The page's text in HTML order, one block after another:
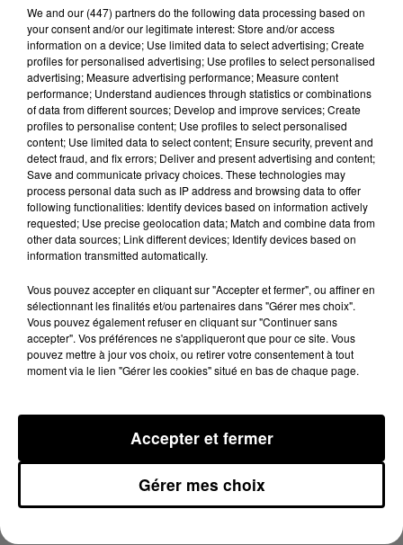
immersive et patrimoniale en lien étroit avec le
vignoble et les acteurs du CRU.
Ainsi, les concerts seront organisés au cœur des caves
particulières de Maury ainsi qu’au sein de la cave
coopérative , offrant au public une découverte
sensible et privilégiée de l’univers desvins de Maury
Avec uneprogrammationà la foi internationale et
locale
Vous pouvez déjà réserver vos places
Par ailleurs, les soirées se dérouleront dans le site
emblématique del’ancienne cave Gelly de Maury,qui
fera l’objet d’une mise en lumière et d’un mapping
vidéo sur ses façades afin de valoriser ce lieu
patrimonial et son histoire viticole.
Lisa Yang. Un moment privilégié
limitées, les papilles prévenues.
We and our (447) partnersdo the following data processing based on
your consent and/or our legitimate interest: Store and/or access
information on a device; Use limited data to select advertising; Create
profiles for personalised advertising; Use profiles to select personalised
advertising; Measure advertising performance; Measure content
performance; Understand audiences through statistics or combinations
of data from different sources; Develop and improve services; Create
profiles to personalise content; Use profiles to select personalised
content; Use limited data to select content; Ensure security, prevent and
detect fraud, and fix errors; Deliver and present advertising and content;
Save and communicate privacy choices. These technologies may
process personal data such as IP address and browsing data to offer
following functionalities: Identify devices based on information actively
requested; Use precise geolocation data; Match and combine data from
other data sources; Link different devices; Identify devices based on
information transmitted automatically.
Vous pouvez accepter en cliquant sur "Accepter et fermer", ou affiner en
sélectionnant les finalités et/ou partenaires dans "Gérer mes choix".
Vous pouvez également refuser en cliquant sur "Continuer sans
accepter". Vos préférences ne s'appliqueront que pour ce site. Vous
pouvez mettre à jour vos choix, ou retirer votre consentement à tout
moment via le lien "Gérer les cookies" situé en bas de chaque page.
Gérer mes choix
Accepter et fermer